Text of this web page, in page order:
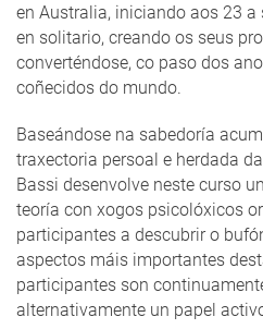
en Australia, iniciando aos 23 a
en solitario, creando os seus
converténdose, co paso dos
coñecidos do mundo.
Baseándose na sabedoría
traxectoria persoal e herdada
Bassi desenvolve neste curso
teoría con xogos psicolóxicos
participantes a descubrir o
aspectos máis importantes
participantes son
alternativamente un papel